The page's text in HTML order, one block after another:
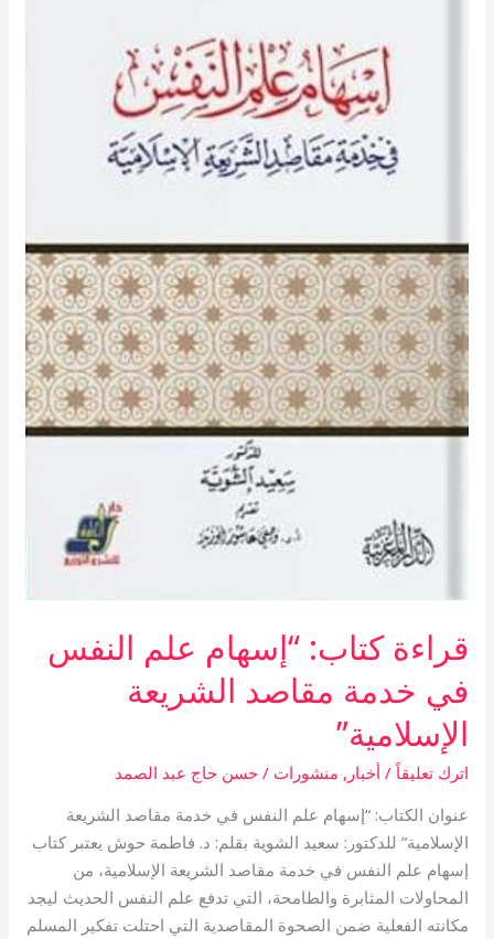
قراءة كتاب: “إسهام علم النفس
في خدمة مقاصد الشريعة
الإسلامية”
اترك تعليقاً /أخبار , منشورات /حسن حاج عبد الصمد
عنوان الكتاب: “إسهام علم النفس في خدمة مقاصد الشريعة
الإسلامية” للدكتور: سعيد الشوية بقلم: د. فاطمة حوش يعتبر كتاب
إسهام علم النفس في خدمة مقاصد الشريعة الإسلامية، من
المحاولات المثابرة والطامحة، التي تدفع علم النفس الحديث ليجد
مكانته الفعلية ضمن الصحوة المقاصدية التي احتلت تفكير المسلم